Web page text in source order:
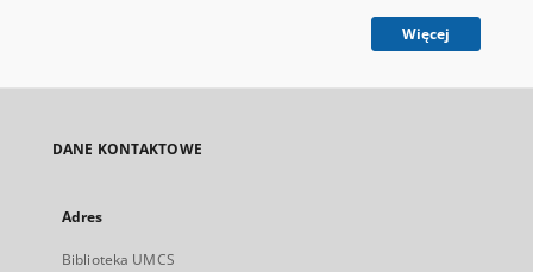
Więcej
DANE KONTAKTOWE
Adres
Biblioteka UMCS